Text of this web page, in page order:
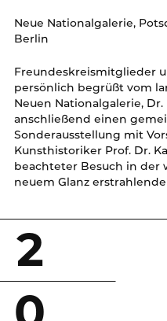
Neue Nationalgalerie,
Berlin
Freundeskreismitglieder
persönlich begrüßt vom
Neuen Nationalgalerie,
anschließend einen
Sonderausstellung mit
Kunsthistoriker Prof. Dr.
beachteter Besuch in
neuem Glanz
2